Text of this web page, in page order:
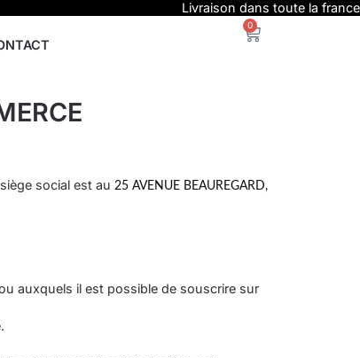
Livraison dans toute la france
0
social est au 25 AVENUE BEAUREGARD,
auxquels il est possible de souscrire sur